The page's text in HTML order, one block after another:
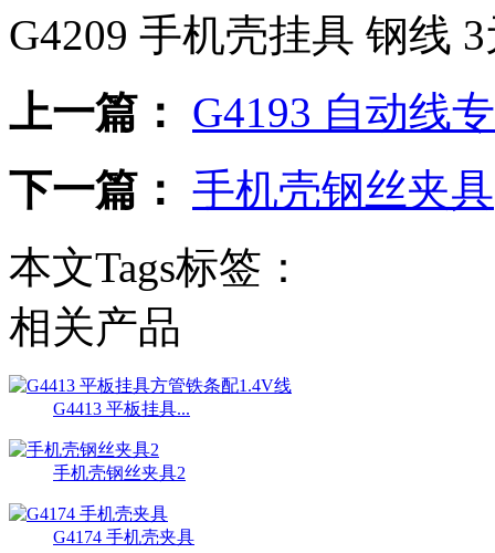
G4209 手机壳挂具 钢线
上一篇：
G4193 自动线
下一篇： 手机壳钢丝夹具
本文Tags标签：
相关产品
G4413 平板挂具...
手机壳钢丝夹具2
G4174 手机壳夹具